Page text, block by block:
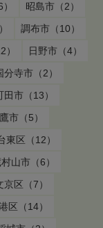
昭島市（2）
調布市（10）
日野市（4）
分寺市（2）
田市（13）
市（5）
東区（12）
山市（6）
京区（7）
区（14）